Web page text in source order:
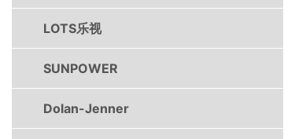
LOTS乐视
SUNPOWER
Dolan-Jenner